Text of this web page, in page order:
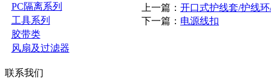
PC隔离系列
工具系列
胶带类
风扇及过滤器
联系我们
上一篇： 开口式护线套/护线
下一篇： 电源线扣